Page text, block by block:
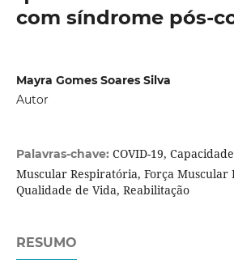
com síndrome pós-
Mayra Gomes Soares Silva
Autor
Palavras-chave: COVID-19,
Muscular Respiratória, Força Muscular
Qualidade de Vida, Reabilitação
RESUMO